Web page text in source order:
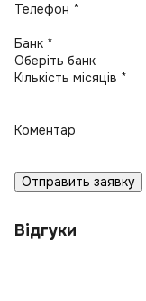
Телефон *
Банк *
Кількість місяців *
Коментар
Отправить заявку
Відгуки